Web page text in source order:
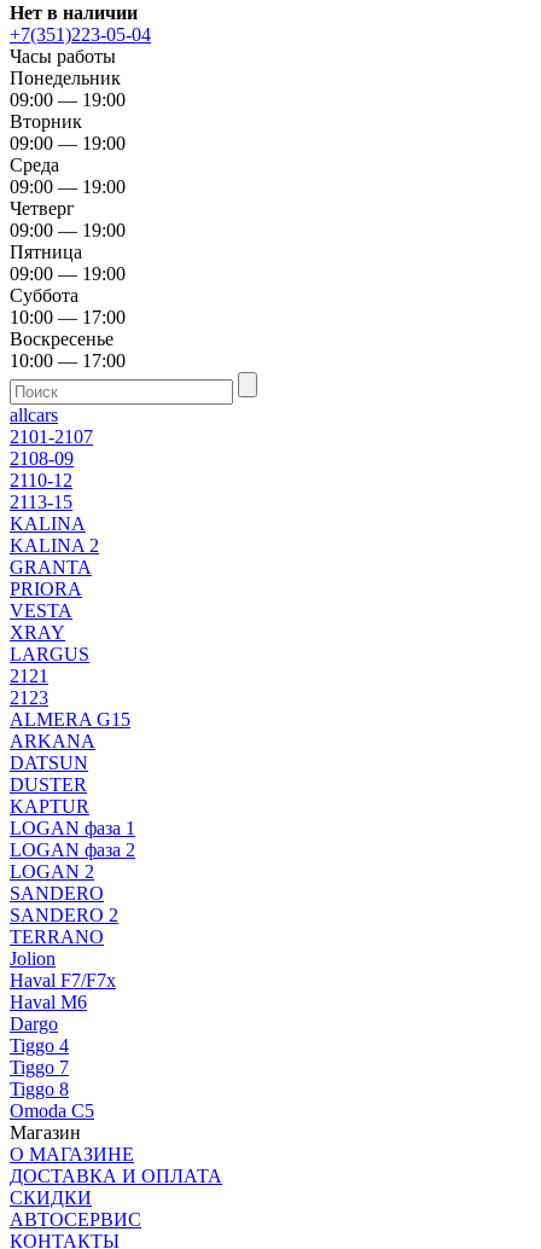
Нет в наличии
+7(351)223-05-04
Часы работы
Понедельник
09:00 — 19:00
Вторник
09:00 — 19:00
Среда
09:00 — 19:00
Четверг
09:00 — 19:00
Пятница
09:00 — 19:00
Суббота
10:00 — 17:00
Воскресенье
10:00 — 17:00
allcars
2101-2107
2108-09
2110-12
2113-15
KALINA
KALINA 2
GRANTA
PRIORA
VESTA
XRAY
LARGUS
2121
2123
ALMERA G15
ARKANA
DATSUN
DUSTER
KAPTUR
LOGAN фаза 1
LOGAN фаза 2
LOGAN 2
SANDERO
SANDERO 2
TERRANO
Jolion
Haval F7/F7x
Haval M6
Dargo
Tiggo 4
Tiggo 7
Tiggo 8
Omoda C5
Магазин
О МАГАЗИНЕ
ДОСТАВКА И ОПЛАТА
СКИДКИ
АВТОСЕРВИС
КОНТАКТЫ